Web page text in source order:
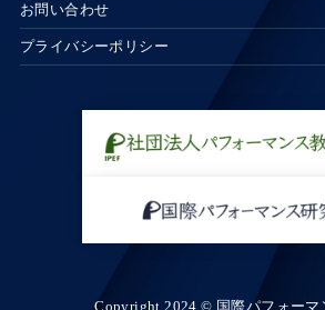
お問い合わせ
プライバシーポリシー
Copyright 2024 © 国際パフォーマ